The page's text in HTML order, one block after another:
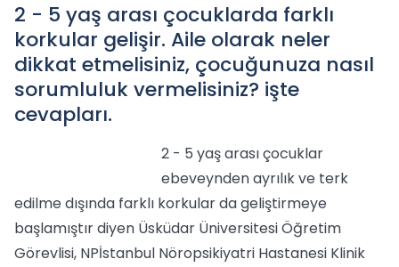
2 - 5 yaş arası çocuklarda farklı
korkular gelişir. Aile olarak neler
dikkat etmelisiniz, çocuğunuza nasıl
sorumluluk vermelisiniz? işte
cevapları.
2 - 5 yaş arası çocuklar
ebeveynden ayrılık ve terk
edilme dışında farklı korkular da geliştirmeye
başlamıştır diyen Üsküdar Üniversitesi Öğretim
Görevlisi, NPİstanbul Nöropsikiyatri Hastanesi Klinik